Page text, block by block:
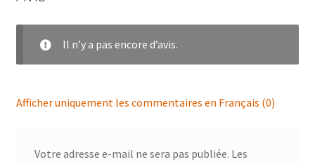
Il n’y a pas encore d’avis.
Afficher uniquement les commentaires en Français (0)
Votre adresse e-mail ne sera pas publiée. Les